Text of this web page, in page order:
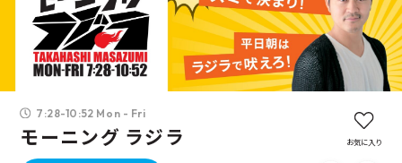
7:28-10:52 Mon - Fri
モーニング ラジラ お気に入り